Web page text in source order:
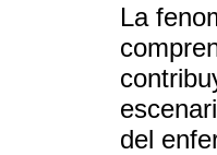
La
del